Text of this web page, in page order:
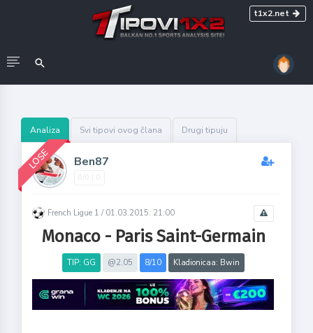
t1x2.net
Analiza Svi tipovi ovog člana Drugi tipuju
LOSE Ben87
French Ligue 1 / 01.03.2015. 21:00
Monaco - Paris Saint-Germain
TIP: GG @2.05 8/10 Kladionicaa: Bwin